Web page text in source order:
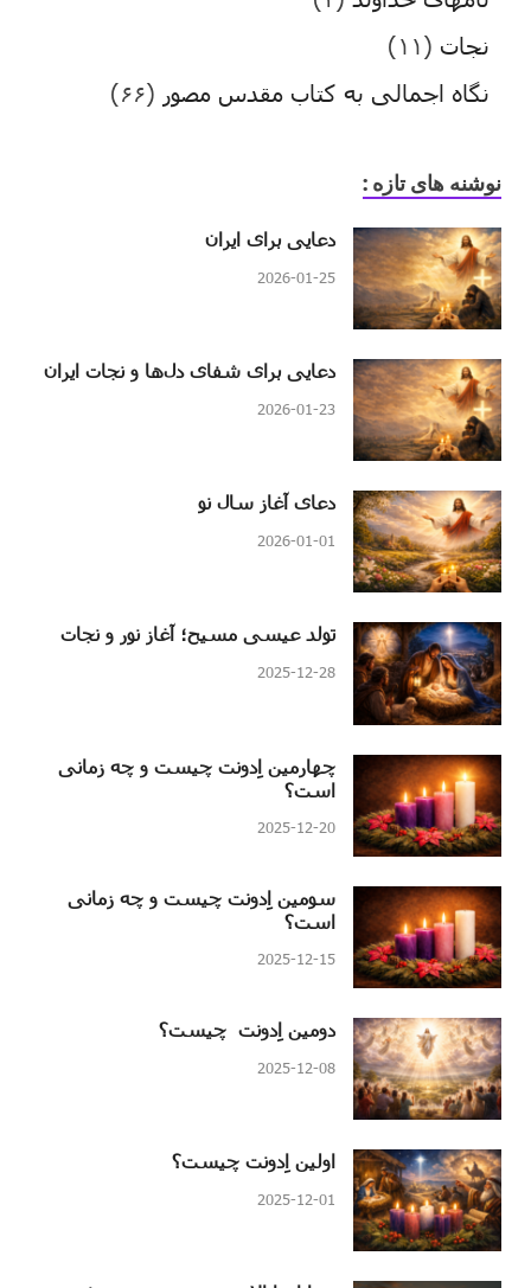
نجات (۱۱)
نگاه اجمالی به کتاب مقدس مصور (۶۶)
نوشنه های تازه :
دعایی برای ایران
2026-01-25
دعایی برای شفای دل‌ها و نجات ایران
2026-01-23
دعای آغاز سال نو
2026-01-01
تولد عیسی مسیح؛ آغاز نور و نجات
2025-12-28
چهارمین اِدونت چیست و چه زمانی
است؟
2025-12-20
سومین اِدونت چیست و چه زمانی
است؟
2025-12-15
دومین اِدونت چیست؟
2025-12-08
اولین اِدونت چیست؟
2025-12-01